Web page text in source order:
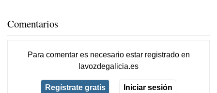
Comentarios
Para comentar es necesario estar registradoen
lavozdegalicia.es
Regístrate gratis Iniciar sesión